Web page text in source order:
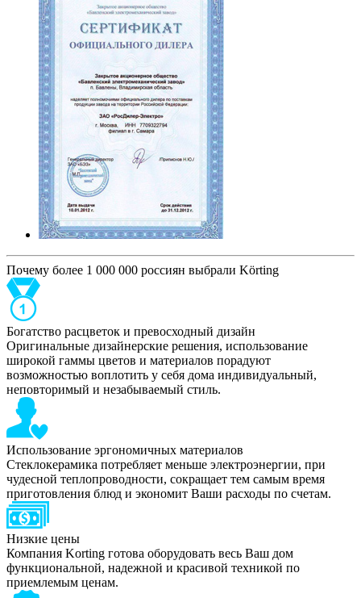
Почему более 1 000 000 россиян выбрали Körting
Богатство расцветок и превосходный дизайн
Оригинальные дизайнерские решения, использование
широкой гаммы цветов и материалов порадуют
возможностью воплотить у себя дома индивидуальный,
неповторимый и незабываемый стиль.
Использование эргономичных материалов
Стеклокерамика потребляет меньше электроэнергии, при
чудесной теплопроводности, сокращает тем самым время
приготовления блюд и экономит Ваши расходы по счетам.
Низкие цены
Компания Korting готова оборудовать весь Ваш дом
функциональной, надежной и красивой техникой по
приемлемым ценам.